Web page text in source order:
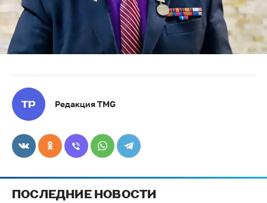
Редакция TMG
ПОСЛЕДНИЕ НОВОСТИ